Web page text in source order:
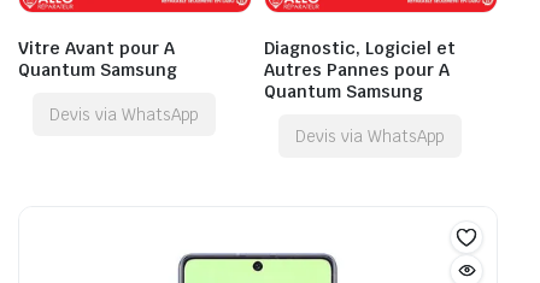
Vitre Avant pour A
Quantum Samsung
Devis via WhatsApp
Diagnostic, Logiciel et
Autres Pannes pour A
Quantum Samsung
Devis via WhatsApp